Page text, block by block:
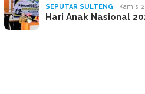
SEPUTAR SULTENG Kamis,
Hari Anak Nasional